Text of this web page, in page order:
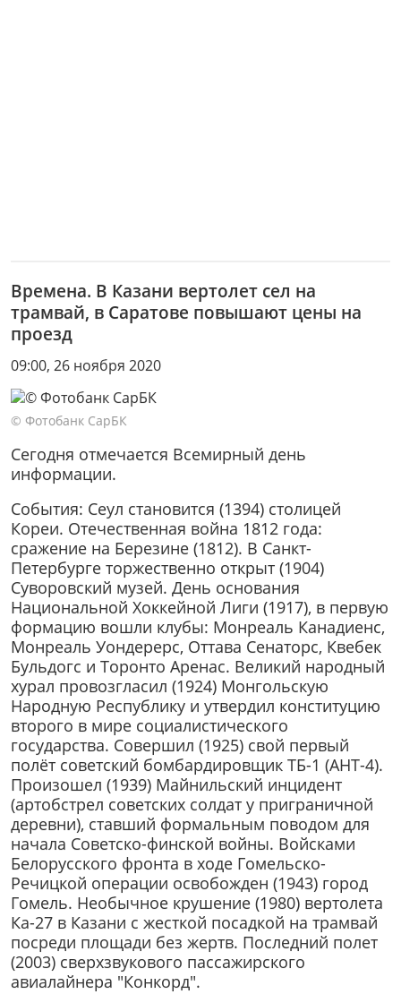
Времена. В Казани вертолет сел на
трамвай, в Саратове повышают цены на
проезд
09:00, 26 ноября 2020
© Фотобанк СарБК
Сегодня отмечается Всемирный день
информации.
События: Сеул становится (1394) столицей
Кореи. Отечественная война 1812 года:
сражение на Березине (1812). В Санкт-
Петербурге торжественно открыт (1904)
Суворовский музей. День основания
Национальной Хоккейной Лиги (1917), в первую
формацию вошли клубы: Монреаль Канадиенс,
Монреаль Уондерерс, Оттава Сенаторс, Квебек
Бульдогс и Торонто Аренас. Великий народный
хурал провозгласил (1924) Монгольскую
Народную Республику и утвердил конституцию
второго в мире социалистического
государства. Совершил (1925) свой первый
полёт советский бомбардировщик ТБ-1 (АНТ-4).
Произошел (1939) Майнильский инцидент
(артобстрел советских солдат у приграничной
деревни), ставший формальным поводом для
начала Советско-финской войны. Войсками
Белорусского фронта в ходе Гомельско-
Речицкой операции освобожден (1943) город
Гомель. Необычное крушение (1980) вертолета
Ка-27 в Казани c жесткой посадкой на трамвай
посреди площади без жертв. Последний полет
(2003) сверхзвукового пассажирского
авиалайнера "Конкорд".